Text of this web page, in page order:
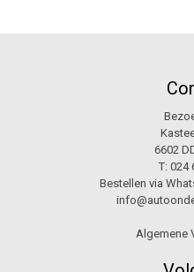
6602
T: 024
Bestellen via
Algemene